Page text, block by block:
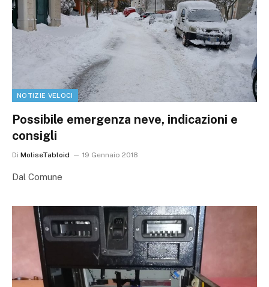
NOTIZIE VELOCI
Possibile emergenza neve, indicazioni e
consigli
Di MoliseTabloid 19 Gennaio 2018
Dal Comune